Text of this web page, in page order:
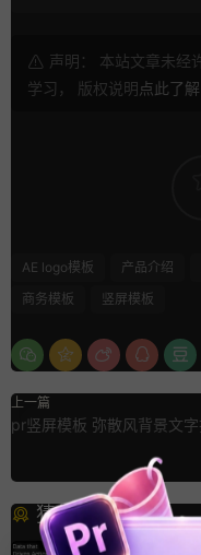
声明： 本站文章未经
学习， 版权说明点此了解
AE logo模板 产品介绍
商务模板
竖屏模板
上一篇
pr竖屏模板 弥散风背景文
猜你喜欢